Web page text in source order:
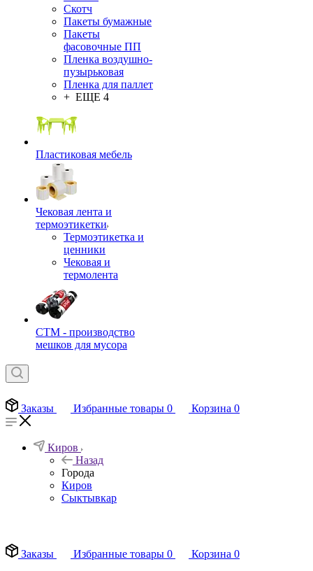
Скотч
Пакеты бумажные
Пакеты
фасовочные ПП
Пленка воздушно-
пузырьковая
Пленка для паллет
+ ЕЩЕ 4
Пластиковая мебель
Чековая лента и
термоэтикетки
Термоэтикетка и
ценники
Чековая и
термолента
СТМ - производство
мешков для мусора
Заказы Избранные товары 0 Корзина 0
Киров
Назад
Города
Киров
Сыктывкар
Заказы
Избранные товары 0 Корзина 0